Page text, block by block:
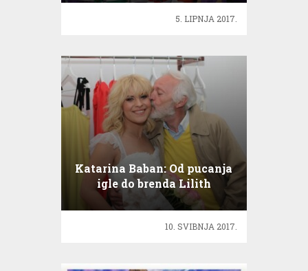
5. LIPNJA 2017.
Katarina Baban: Od pucanja
igle do brenda Lilith
10. SVIBNJA 2017.